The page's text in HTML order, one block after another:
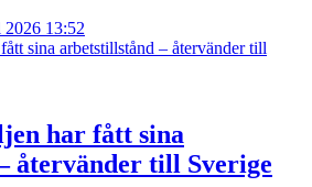
2026 13:52
har fått sina
återvänder till Sverige